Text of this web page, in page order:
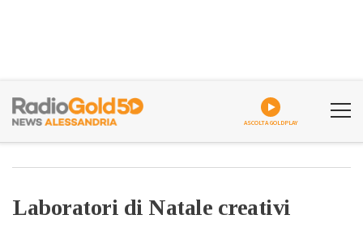
ASCOLTA GOLDPLAY
Laboratori di Natale creativi